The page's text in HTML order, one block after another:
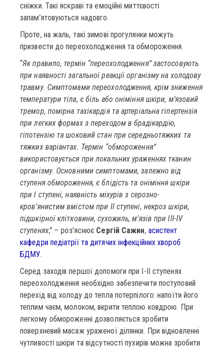
сніжки. Такі яскраві та емоційні миттєвості
запам’ятовуються надовго.
Проте, на жаль, такі зимові прогулянки можуть
призвести до переохолодження та обмороження.
“Як правило, термін “переохолодження” застосовують
при наявності загальної реакції організму на холодову
травму. Симптомами переохолодження, крім зниження
температури тіла, є біль або оніміння шкіри, м’язовий
тремор, помірна тахікардія та артеріальна гіпертензія
при легких формах з переходом в брадікардію,
гіпотензію та шоковий стан при середньотяжких та
тяжких варіантах. Термін “обмороження”
використовується при локальних ураженнях тканин
організму. Основними симптомами, залежно від
ступеня обмороження, є блідість та оніміння шкіри
при І ступені, наявність міхурів з серозно-
кров’янистим вмістом при ІІ ступені, некроз шкіри,
підшкірної клітковини, сухожиль, м’язів при ІІІ-ІV
ступенях,” – роз’яснює Сергій Сажин, асистент
кафедри педіатрії та дитячих інфекційних хвороб
БДМУ.
Серед заходів першої допомоги при І-ІІ ступенях
переохолодження необхідно забезпечити поступовий
перехід від холоду до тепла потерпілого: напоїти його
теплим чаєм, молоком, вкрити теплою ковдрою. При
легкому обмороженні дозволяється зробити
поверхневий масаж ураженої ділянки. При відновленні
чутливості шкіри та відсутності пухирів можна зробити